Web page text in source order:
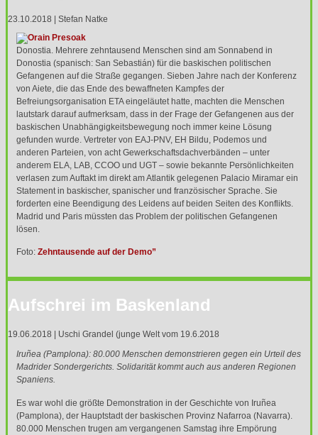
23.10.2018 | Stefan Natke
Donostia. Mehrere zehntausend Menschen sind am Sonnabend in
Donostia (spanisch: San Sebastián) für die baskischen politischen
Gefangenen auf die Straße gegangen. Sieben Jahre nach der Konferenz
von Aiete, die das Ende des bewaffneten Kampfes der
Befreiungsorganisation ETAeingeläutet hatte, machten die Menschen
lautstark darauf aufmerksam, dass in der Frage der Gefangenen aus der
baskischen Unabhängigkeitsbewegung noch immer keine Lösung
gefunden wurde. Vertreter von EAJ-PNV, EH Bildu, Podemos und
anderen Parteien, von acht Gewerkschaftsdachverbänden – unter
anderem ELA LAB ,CCOO und UGT – sowie bekannte Persönlichkeiten
verlasen zum Auftakt im direkt am Atlantik gelegenen Palacio Miramar ein
Statement in baskischer, spanischer und französischer Sprache. Sie
forderten eine Beendigung des Leidens auf beiden Seiten des Konflikts.
Madrid und Paris müssten das Problem der politischen Gefangenen
lösen.
Foto:Zehntausende auf der Demo”
Aufschrei im Baskenland
19.06.2018 | Uschi Grandel (junge Welt vom 19.6.2018
Iruñea (Pamplona): 80.000 Menschen demonstrieren gegen ein Urteil des
Madrider Sondergerichts. Solidarität kommt auch aus anderen Regionen
Spaniens.
Es war wohl die größte Demonstration in der Geschichte von Iruñea
(Pamplona), der Hauptstadt der baskischen Provinz Nafarroa (Navarra).
80.000 Menschen trugen am vergangenen Samstag ihre Empörung